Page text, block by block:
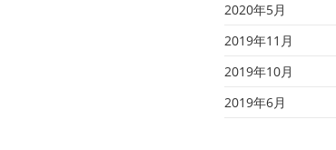
2020年5月
2019年11月
2019年10月
2019年6月